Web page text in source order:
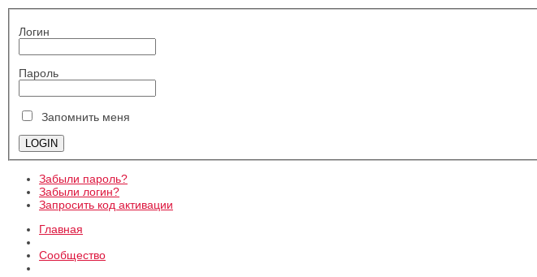
Логин
Пароль
Запомнить меня
Забыли пароль?
Забыли логин?
Запросить код активации
Главная
Сообщество